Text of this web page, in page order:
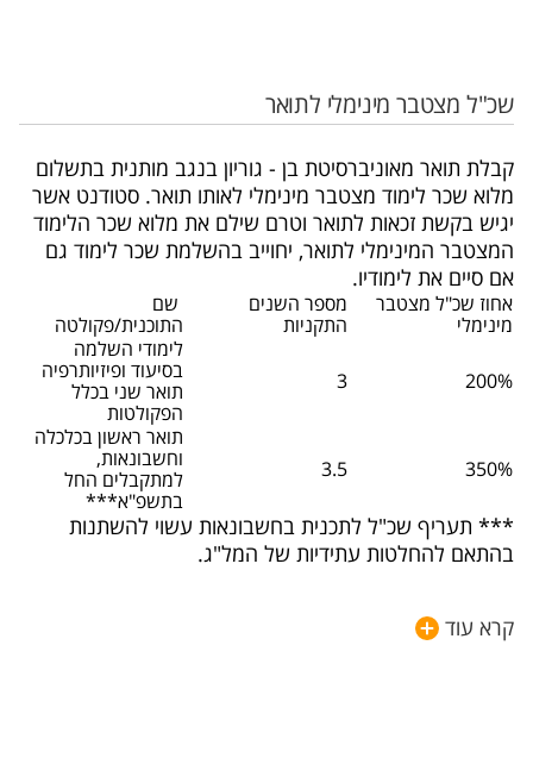
שכ"ל מצטבר מינימלי לתואר
קבלת תואר מאוניברסיטת בן - גוריון בנגב מותנית בתשלום
מלוא שכר לימוד מצטבר מינימלי לאותו תואר. סטודנט אשר
יגיש בקשת זכאות לתואר וטרם שילם את מלוא שכר הלימוד
המצטבר המינימלי לתואר, יחוייב בהשלמת שכר לימוד גם
אם סיים את לימודיו.
​אחוז שכ"ל מצטבר
מינימלי
​מספר השנים
התקניות
​ שם
התוכנית/פקולטה
200%
3
לימודי השלמה
בסיעוד ופיזיותרפיה
תואר שני בכלל
הפקולטות
350%
3.5
​תואר ראשון בכלכלה
וחשבונאות,
למתקבלים החל
בתשפ"א***
*** תעריף שכ"ל לתכנית בחשבונאות עשוי להשתנות
בהתאם להחלטות עתידיות של המל"ג.
הגשת עבודה באיחור- תעודת הוראה
קרא עוד